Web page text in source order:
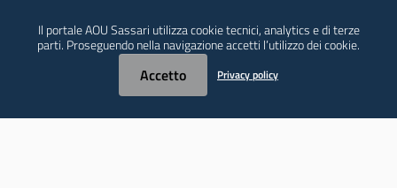
Il portale AOU Sassari utilizza cookie tecnici, analytics e di terze
parti. Proseguendo nella navigazione accetti l’utilizzo dei cookie.
Accetto Privacy policy